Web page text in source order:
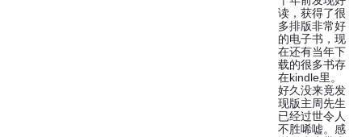
读，获得了很
多排版非常好
的电子书，现
在还有当年下
载的很多书存
在kindle里。
好久没来竟发
现版主周先生
已经过世令人
不胜唏嘘。感